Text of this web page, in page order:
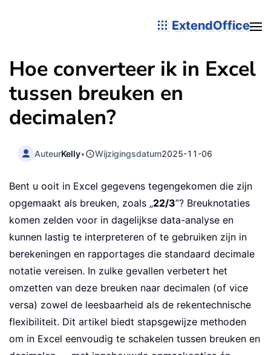
ExtendOffice
Hoe converteer ik in Excel
tussen breuken en
decimalen?
AuteurKelly• Wijzigingsdatum2025-11-06
Bent u ooit in Excel gegevens tegengekomen die zijn
opgemaakt als breuken, zoals „22/3”? Breuknotaties
komen zelden voor in dagelijkse data-analyse en
kunnen lastig te interpreteren of te gebruiken zijn in
berekeningen en rapportages die standaard decimale
notatie vereisen. In zulke gevallen verbetert het
omzetten van deze breuken naar decimalen (of vice
versa) zowel de leesbaarheid als de rekentechnische
flexibiliteit. Dit artikel biedt stapsgewijze methoden
om in Excel eenvoudig te schakelen tussen breuken en